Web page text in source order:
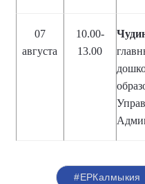
07
августа
10.00-
13.00
#ЕРКалмыкия